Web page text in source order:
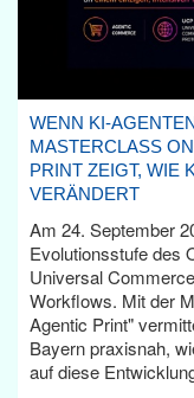
WENN KI-
MASTERCLASS
PRINT ZEIGT, WIE
VERÄNDERT
Am 24. September
Evolutionsstufe des
Universal
Workflows. Mit der
Agentic Print"
Bayern praxisnah,
auf diese